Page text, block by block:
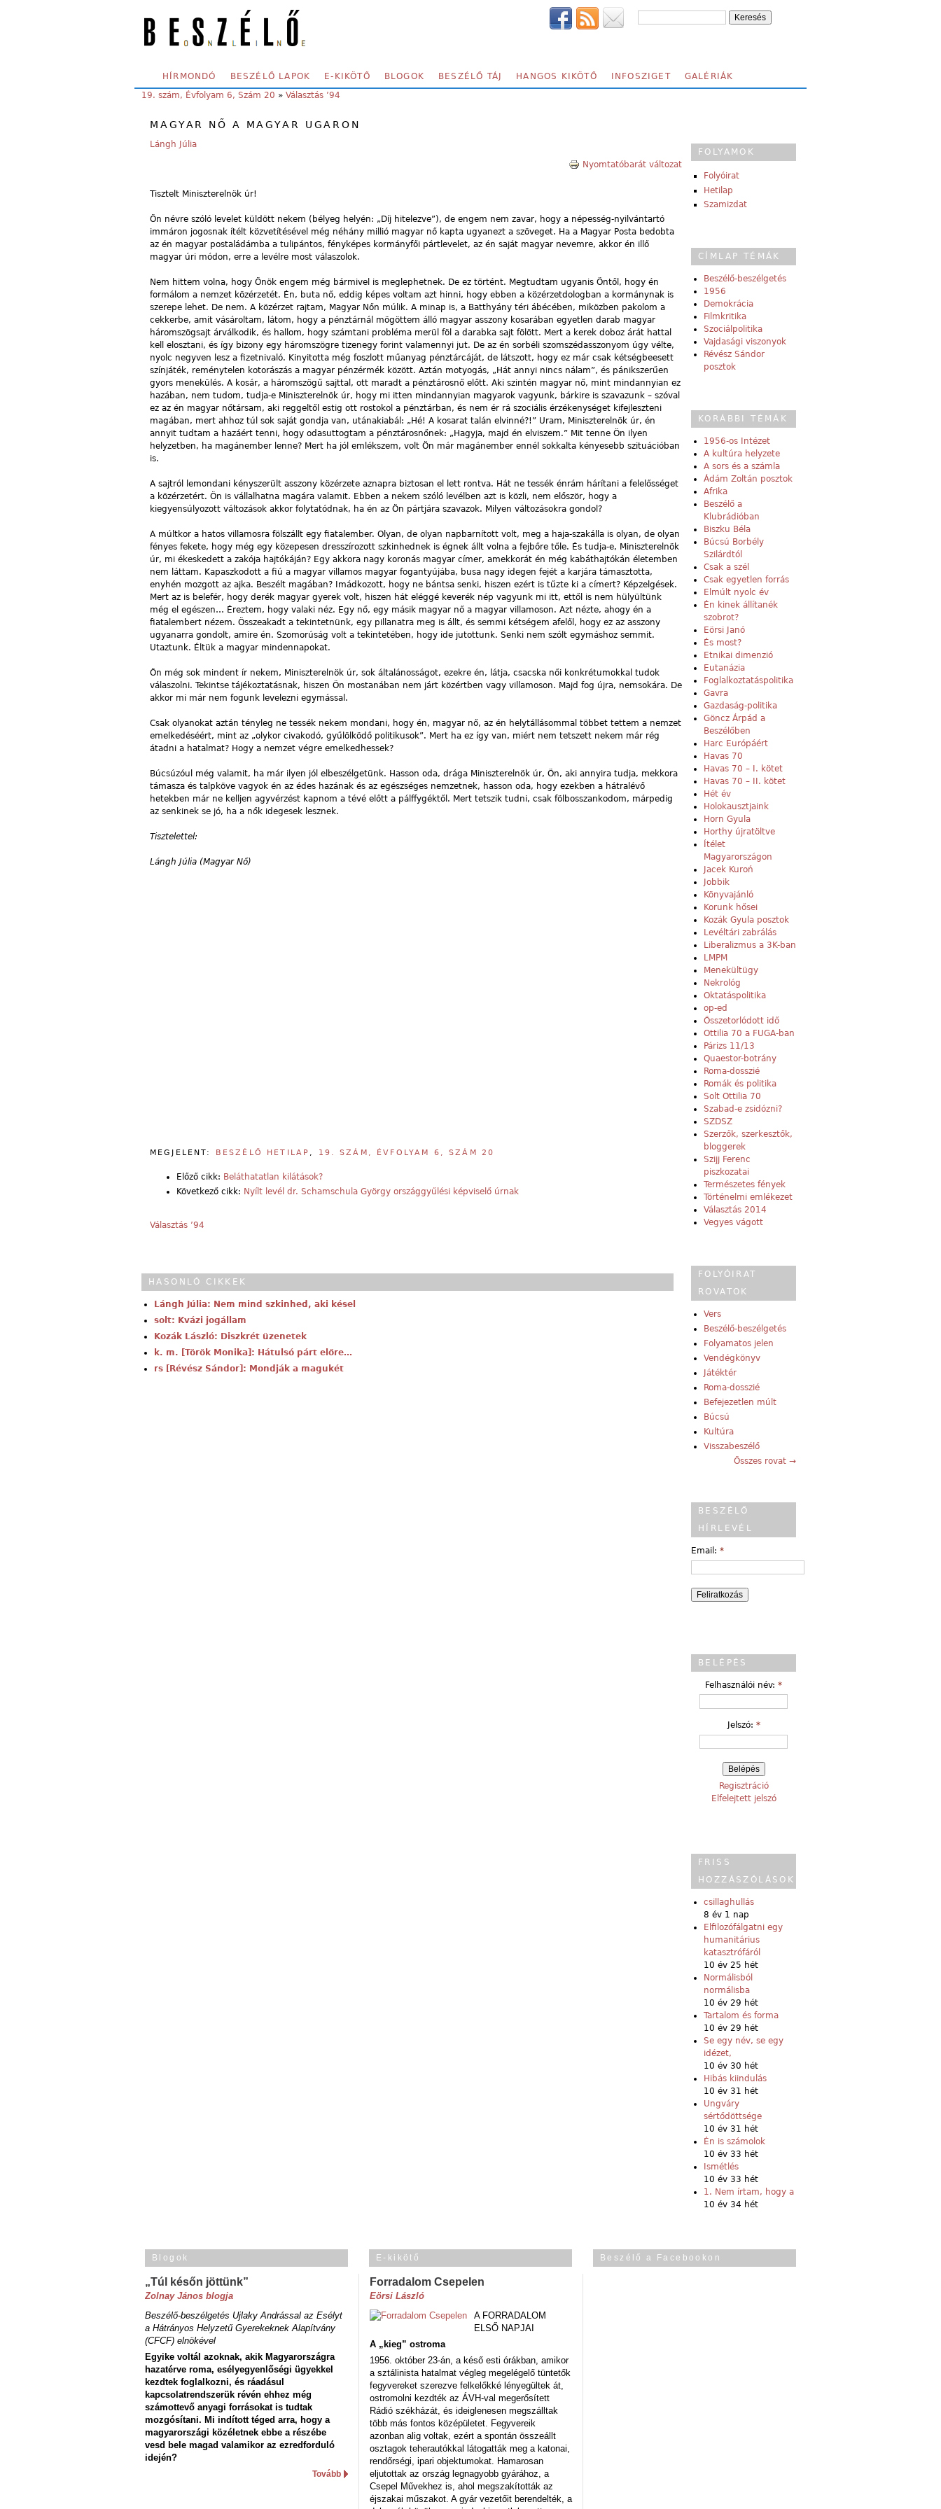
SECONDARY MENU
HÍRMONDÓ BESZÉLŐ LAPOK E-KIKÖTŐ BLOGOK BESZÉLŐ TÁJ HANGOS KIKÖTŐ INFOSZIGET GALÉRIÁK
YOU ARE HERE:
19. szám, Évfolyam 6, Szám 20 » Választás ’94
MAGYAR NŐ A MAGYAR UGARON
Lángh Júlia
Nyomtatóbarát változat
Tisztelt Miniszterelnök úr!
Ön névre szóló levelet küldött nekem (bélyeg helyén: „Díj hitelezve”), de engem nem zavar, hogy a népesség-nyilvántartó
immáron jogosnak ítélt közvetítésével még néhány millió magyar nő kapta ugyanezt a szöveget. Ha a Magyar Posta bedobta
az én magyar postaládámba a tulipántos, fényképes kormányfői pártlevelet, az én saját magyar nevemre, akkor én illő
magyar úri módon, erre a levélre most válaszolok.
Nem hittem volna, hogy Önök engem még bármivel is meglephetnek. De ez történt. Megtudtam ugyanis Öntől, hogy én
formálom a nemzet közérzetét. Én, buta nő, eddig képes voltam azt hinni, hogy ebben a közérzetdologban a kormánynak is
szerepe lehet. De nem. A közérzet rajtam, Magyar Nőn múlik. A minap is, a Batthyány téri ábécében, miközben pakolom a
cekkerbe, amit vásároltam, látom, hogy a pénztárnál mögöttem álló magyar asszony kosarában egyetlen darab magyar
háromszögsajt árválkodik, és hallom, hogy számtani probléma merül föl a darabka sajt fölött. Mert a kerek doboz árát hattal
kell elosztani, és így bizony egy háromszögre tizenegy forint valamennyi jut. De az én sorbéli szomszédasszonyom úgy vélte,
nyolc negyven lesz a fizetnivaló. Kinyitotta még foszlott műanyag pénztárcáját, de látszott, hogy ez már csak kétségbeesett
színjáték, reménytelen kotorászás a magyar pénzérmék között. Aztán motyogás, „Hát annyi nincs nálam”, és pánikszerűen
gyors menekülés. A kosár, a háromszögű sajttal, ott maradt a pénztárosnő előtt. Aki szintén magyar nő, mint mindannyian ez
hazában, nem tudom, tudja-e Miniszterelnök úr, hogy mi itten mindannyian magyarok vagyunk, bárkire is szavazunk – szóval
ez az én magyar nőtársam, aki reggeltől estig ott rostokol a pénztárban, és nem ér rá szociális érzékenységet kifejleszteni
magában, mert ahhoz túl sok saját gondja van, utánakiabál: „Hé! A kosarat talán elvinné?!” Uram, Miniszterelnök úr, én
annyit tudtam a hazáért tenni, hogy odasuttogtam a pénztárosnőnek: „Hagyja, majd én elviszem.” Mit tenne Ön ilyen
helyzetben, ha magánember lenne? Mert ha jól emlékszem, volt Ön már magánember ennél sokkalta kényesebb szituációban
is.
A sajtról lemondani kényszerült asszony közérzete aznapra biztosan el lett rontva. Hát ne tessék énrám hárítani a felelősséget
a közérzetért. Ön is vállalhatna magára valamit. Ebben a nekem szóló levélben azt is közli, nem először, hogy a
kiegyensúlyozott változások akkor folytatódnak, ha én az Ön pártjára szavazok. Milyen változásokra gondol?
A múltkor a hatos villamosra fölszállt egy fiatalember. Olyan, de olyan napbarnított volt, meg a haja-szakálla is olyan, de olyan
fényes fekete, hogy még egy közepesen dresszírozott szkinhednek is égnek állt volna a fejbőre tőle. És tudja-e, Miniszterelnök
úr, mi ékeskedett a zakója hajtókáján? Egy akkora nagy koronás magyar címer, amekkorát én még kabáthajtókán életemben
nem láttam. Kapaszkodott a fiú a magyar villamos magyar fogantyújába, busa nagy idegen fejét a karjára támasztotta,
enyhén mozgott az ajka. Beszélt magában? Imádkozott, hogy ne bántsa senki, hiszen ezért is tűzte ki a címert? Képzelgések.
Mert az is belefér, hogy derék magyar gyerek volt, hiszen hát eléggé keverék nép vagyunk mi itt, ettől is nem hülyültünk
még el egészen… Éreztem, hogy valaki néz. Egy nő, egy másik magyar nő a magyar villamoson. Azt nézte, ahogy én a
fiatalembert nézem. Összeakadt a tekintetnünk, egy pillanatra meg is állt, és semmi kétségem afelől, hogy ez az asszony
ugyanarra gondolt, amire én. Szomorúság volt a tekintetében, hogy ide jutottunk. Senki nem szólt egymáshoz semmit.
Utaztunk. Éltük a magyar mindennapokat.
Ön még sok mindent ír nekem, Miniszterelnök úr, sok általánosságot, ezekre én, látja, csacska női konkrétumokkal tudok
válaszolni. Tekintse tájékoztatásnak, hiszen Ön mostanában nem járt közértben vagy villamoson. Majd fog újra, nemsokára. De
akkor mi már nem fogunk levelezni egymással.
Csak olyanokat aztán tényleg ne tessék nekem mondani, hogy én, magyar nő, az én helytállásommal többet tettem a nemzet
emelkedéséért, mint az „olykor civakodó, gyűlölködő politikusok”. Mert ha ez így van, miért nem tetszett nekem már rég
átadni a hatalmat? Hogy a nemzet végre emelkedhessek?
Búcsúzóul még valamit, ha már ilyen jól elbeszélgetünk. Hasson oda, drága Miniszterelnök úr, Ön, aki annyira tudja, mekkora
támasza és talpköve vagyok én az édes hazának és az egészséges nemzetnek, hasson oda, hogy ezekben a hátralévő
hetekben már ne kelljen agyvérzést kapnom a tévé előtt a pálffygéktől. Mert tetszik tudni, csak fölbosszankodom, márpedig
az senkinek se jó, ha a nők idegesek lesznek.
Tisztelettel:
Lángh Júlia (Magyar Nő)
MEGJELENT: BESZÉLŐ HETILAP 19. SZÁM, ÉVFOLYAM 6, SZÁM 20
Előző cikk: Beláthatatlan kilátások?
Következő cikk: Nyílt levél dr. Schamschula György országgyűlési képviselő úrnak
Választás ’94
HASONLÓ CIKKEK
Lángh Júlia: Nem mind szkinhed, aki késel
solt: Kvázi jogállam
Kozák László: Diszkrét üzenetek
k. m. [Török Monika]: Hátulsó párt előre…
rs [Révész Sándor]: Mondják a magukét
FOLYAMOK
Folyóirat
Hetilap
Szamizdat
CÍMLAP TÉMÁK
Beszélő-beszélgetés
1956
Demokrácia
Filmkritika
Szociálpolitika
Vajdasági viszonyok
Révész Sándor
posztok
KORÁBBI TÉMÁK
1956-os Intézet
A kultúra helyzete
A sors és a számla
Ádám Zoltán posztok
Afrika
Beszélő a
Klubrádióban
Biszku Béla
Búcsú Borbély
Szilárdtól
Csak a szél
Csak egyetlen forrás
Elmúlt nyolc év
Én kinek állítanék
szobrot?
Eörsi Janó
És most?
Etnikai dimenzió
Eutanázia
Foglalkoztatáspolitika
Gavra
Gazdaság-politika
Göncz Árpád a
Beszélőben
Harc Európáért
Havas 70
Havas 70 – I. kötet
Havas 70 – II. kötet
Hét év
Holokausztjaink
Horn Gyula
Horthy újratöltve
Ítélet
Magyarországon
Jacek Kuroń
Jobbik
Könyvajánló
Korunk hősei
Kozák Gyula posztok
Levéltári zabrálás
Liberalizmus a 3K-ban
LMPM
Menekültügy
Nekrológ
Oktatáspolitika
op-ed
Összetorlódott idő
Ottilia 70 a FUGA-ban
Párizs 11/13
Quaestor-botrány
Roma-dosszié
Romák és politika
Solt Ottilia 70
Szabad-e zsidózni?
SZDSZ
Szerzők, szerkesztők,
bloggerek
Szijj Ferenc
piszkozatai
Természetes fények
Történelmi emlékezet
Választás 2014
Vegyes vágott
FOLYÓIRAT
ROVATOK
Vers
Beszélő-beszélgetés
Folyamatos jelen
Vendégkönyv
Játéktér
Roma-dosszié
Befejezetlen múlt
Búcsú
Kultúra
Visszabeszélő
Összes rovat →
BESZÉLŐ
HÍRLEVÉL
Email: *
BELÉPÉS
Felhasználói név: *
Jelszó: *
Regisztráció
Elfelejtett jelszó
FRISS
HOZZÁSZÓLÁSOK
csillaghullás
8 év 1 nap
Elfilozófálgatni egy
humanitárius
katasztrófáról
10 év 25 hét
Normálisból
normálisba
10 év 29 hét
Tartalom és forma
10 év 29 hét
Se egy név, se egy
idézet,
10 év 30 hét
Hibás kiindulás
10 év 31 hét
Ungváry
sértődöttsége
10 év 31 hét
Én is számolok
10 év 33 hét
Ismétlés
10 év 33 hét
1. Nem írtam, hogy a
10 év 34 hét
Blogok
„Túl későn jöttünk”
Zolnay János blogja
Beszélő-beszélgetés Ujlaky Andrással az Esélyt
a Hátrányos Helyzetű Gyerekeknek Alapítvány
(CFCF) elnökével
Egyike voltál azoknak, akik Magyarországra
hazatérve roma, esélyegyenlőségi ügyekkel
kezdtek foglalkozni, és ráadásul
kapcsolatrendszerük révén ehhez még
számottevő anyagi forrásokat is tudtak
mozgósítani. Mi indított téged arra, hogy a
magyarországi közéletnek ebbe a részébe
vesd bele magad valamikor az ezredforduló
idején?
Tovább
E-kikötő
Forradalom Csepelen
Eörsi László
A FORRADALOM
ELSŐ NAPJAI
A „kieg” ostroma
1956. október 23-án, a késő esti órákban, amikor
a sztálinista hatalmat végleg megelégelő tüntetők
fegyvereket szerezve felkelőkké lényegültek át,
ostromolni kezdték az ÁVH-val megerősített
Rádió székházát, és ideiglenesen megszálltak
több más fontos középületet. Fegyvereik
azonban alig voltak, ezért a spontán összeállt
osztagok teherautókkal látogatták meg a katonai,
rendőrségi, ipari objektumokat. Hamarosan
eljutottak az ország legnagyobb gyárához, a
Csepel Művekhez is, ahol megszakították az
éjszakai műszakot. A gyár vezetőit berendelték, a
Beszélő a Facebookon